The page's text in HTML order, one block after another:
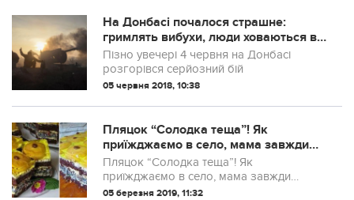
На Донбасі почалося страшне:
гримлять вибухи, люди ховаються в
бомбосховищах
Пізно увечері 4 червня на Донбасі
розгорівся серйозний бій
05 червня 2018, 10:38
Пляцок “Солодка теща”! Як
приїжджаємо в село, мама завжди
Іванові пече! Так вже хоче догодити!
Чоловік і пиріг і тещу любить! Рецепт
– від дуже гарної господині, мама
Пляцок “Солодка теща”! Як
приїжджаємо в село, мама завжди
Іванові пече! Так вже хоче догодити!
05 березня 2019, 11:32